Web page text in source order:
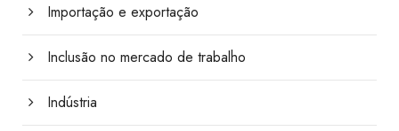
Importação e exportação
Inclusão no mercado de trabalho
Indústria